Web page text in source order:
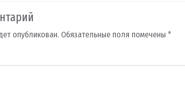
опубликован. Обязательные поля помечены *